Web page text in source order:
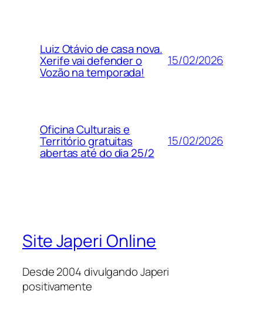
Luiz Otávio de casa nova.
Xerife vai defender o
Vozão na temporada!
15/02/2026
Oficina Culturais e
Território gratuitas
abertas até do dia 25/2
15/02/2026
Site Japeri Online
Desde 2004 divulgando Japeri
positivamente